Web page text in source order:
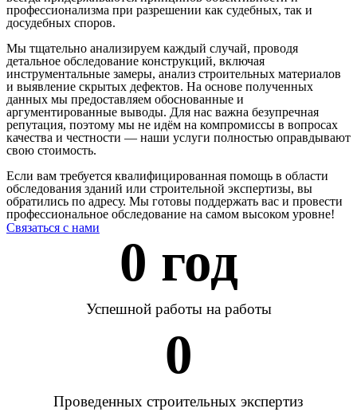
профессионализма при разрешении как судебных, так и
досудебных споров.
Мы тщательно анализируем каждый случай, проводя
детальное обследование конструкций, включая
инструментальные замеры, анализ строительных материалов
и выявление скрытых дефектов. На основе полученных
данных мы предоставляем обоснованные и
аргументированные выводы. Для нас важна безупречная
репутация, поэтому мы не идём на компромиссы в вопросах
качества и честности — наши услуги полностью оправдывают
свою стоимость.
Если вам требуется квалифицированная помощь в области
обследования зданий или строительной экспертизы, вы
обратились по адресу. Мы готовы поддержать вас и провести
профессиональное обследование на самом высоком уровне!
Связаться с нами
0 год
Успешной работы на работы
0
Проведенных строительных экспертиз